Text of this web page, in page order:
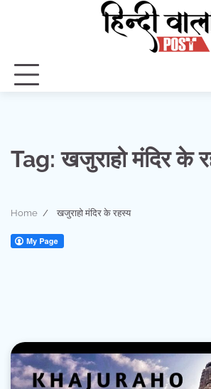
Tag:खजुराहो मंदिर के
Home खजुराहो मंदिर के रहस्य